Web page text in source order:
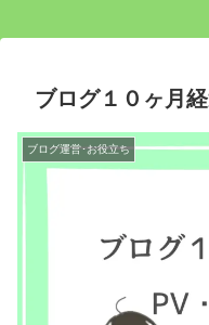
ブログ１０ヶ月
ブログ運営･お役立ち